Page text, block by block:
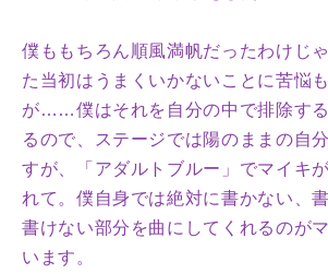
僕ももちろん順風満帆だったわけじ
た当初はうまくいかないことに苦悩
が……僕はそれを自分の中で排除す
るので、ステージでは陽のままの自
すが、「アダルトブルー」でマイキ
れて。僕自身では絶対に書かない、
書けない部分を曲にしてくれるのが
います。